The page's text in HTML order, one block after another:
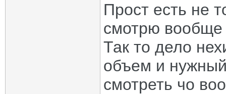
Прост есть не
смотрю вообще
Так то дело
объем и
смотреть чо